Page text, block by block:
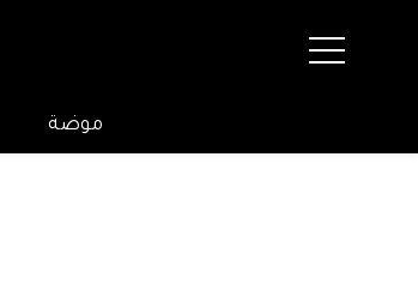
موضة